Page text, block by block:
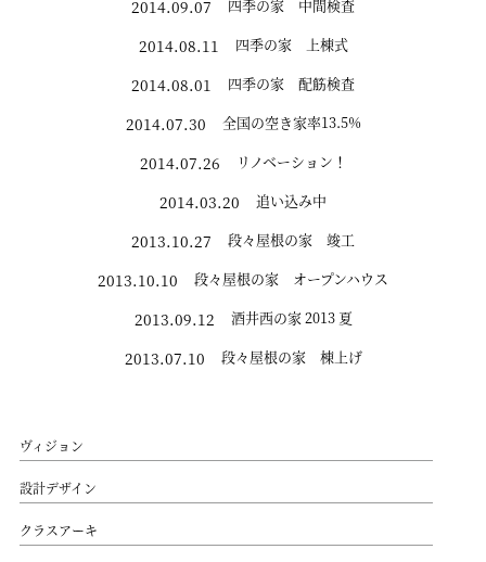
2014.09.07 四季の家 中間検査
2014.08.11 四季の家 上棟式
2014.08.01 四季の家 配筋検査
2014.07.30 全国の空き家率13.5%
2014.07.26 リノベーション！
2014.03.20 追い込み中
2013.10.27 段々屋根の家 竣工
2013.10.10 段々屋根の家 オープンハウス
2013.09.12 酒井西の家 2013 夏
2013.07.10 段々屋根の家 棟上げ
ヴィジョン
設計デザイン
クラスアーキ